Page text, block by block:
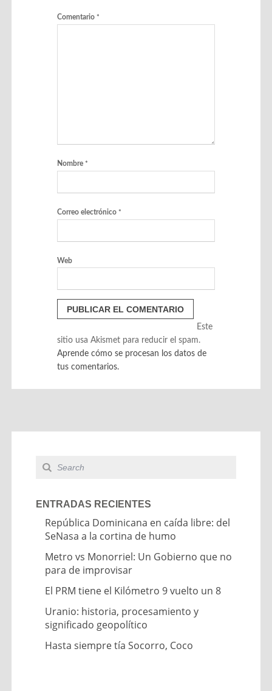
Comentario *
Nombre *
Correo electrónico *
Web
Este
sitio usa Akismet para reducir el spam.
Aprende cómo se procesan los datos de
tus comentarios.
ENTRADAS RECIENTES
República Dominicana en caída libre: del
SeNasa a la cortina de humo
Metro vs Monorriel: Un Gobierno que no
para de improvisar
El PRM tiene el Kilómetro 9 vuelto un 8
Uranio: historia, procesamiento y
significado geopolítico
Hasta siempre tía Socorro, Coco